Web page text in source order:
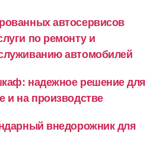
автосервисов
по ремонту и
автомобилей
надежное решение для
и на производстве
внедорожник для